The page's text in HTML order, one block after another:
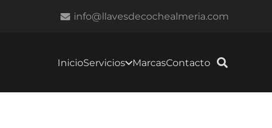
info@llavesdecochealmeria.com
InicioServicios MarcasContacto